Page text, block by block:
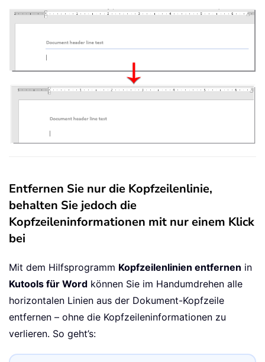
Entfernen Sie nur die Kopfzeilenlinie,
behalten Sie jedoch die
Kopfzeileninformationen mit nur einem Klick
bei
Mit dem Hilfsprogramm Kopfzeilenlinien entfernen in
Kutools für Word können Sie im Handumdrehen alle
horizontalen Linien aus der Dokument-Kopfzeile
entfernen – ohne die Kopfzeileninformationen zu
verlieren. So geht’s: